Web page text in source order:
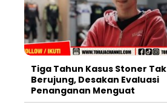
Tiga Tahun Kasus Stoner Tak
Berujung, Desakan Evaluasi
Penanganan Menguat